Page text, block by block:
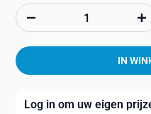
IN
Log in om uw eigen